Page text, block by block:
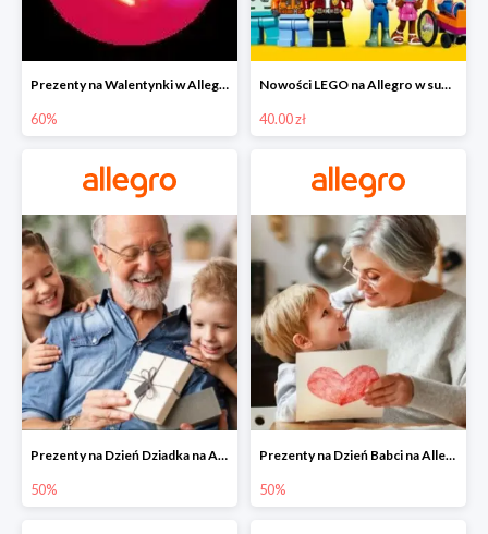
Prezenty na Walentynki w Allegro do -60%
60%
Nowości LEGO na Allegro w super cenach od 40 zł
40.00 zł
Prezenty na Dzień Dziadka na Allegro do -50%
50%
Prezenty na Dzień Babci na Allegro do -50%
50%